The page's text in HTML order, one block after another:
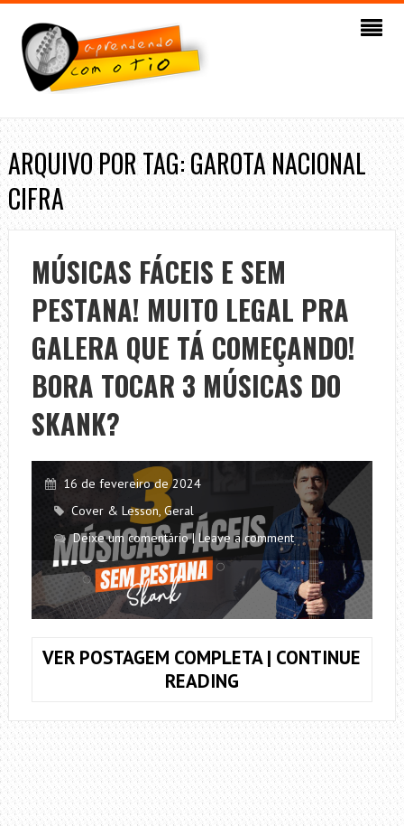
ARQUIVO POR TAG: GAROTA NACIONAL
CIFRA
MÚSICAS FÁCEIS E SEM
PESTANA! MUITO LEGAL PRA
GALERA QUE TÁ COMEÇANDO!
BORA TOCAR 3 MÚSICAS DO
SKANK?
16 de fevereiro de 2024
Cover & Lesson, Geral
Deixe um comentário | Leave a comment
VER POSTAGEM COMPLETA | CONTINUE
READINGMÚSICAS
E
SEM
PESTANA!
MUITO
LEGAL